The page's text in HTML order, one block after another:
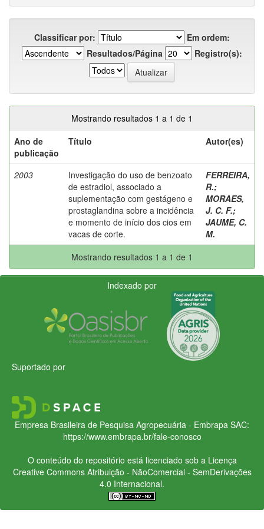
Classificar por:
Em ordem:
Resultados/Página
Registro(s):
Mostrando resultados 1 a 1 de 1
Ano de
publicação
Título Autor(es)
2003
Investigação do uso de benzoato
de estradiol, associado a
suplementação com gestágeno e
prostaglandina sobre a incidência
e momento de início dos cios em
vacas de corte.
FERREIRA,
R.;
MORAES,
J. C. F.;
JAUME, C.
M.
Mostrando resultados 1 a 1 de 1
Indexado por
Suportado por
Empresa Brasileira de Pesquisa Agropecuária - Embrapa SAC:
https://www.embrapa.br/fale-conosco
O conteúdo do repositório está licenciado sob a Licença
Creative CommonsAtribuição - NãoComercial - SemDerivações
4.0 Internacional.